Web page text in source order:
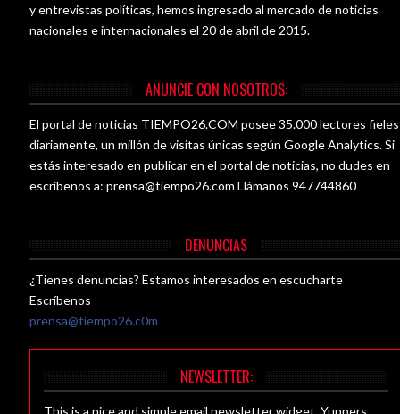
y entrevistas políticas, hemos ingresado al mercado de noticias
nacionales e internacionales el 20 de abril de 2015.
ANUNCIE CON NOSOTROS:
El portal de noticias TIEMPO26.COM posee 35.000 lectores fieles
diariamente, un millón de visitas únicas según Google Analytics. Si
estás interesado en publicar en el portal de noticias, no dudes en
escríbenos a:prensa@tiempo26.com Llámanos 947744860
DENUNCIAS
¿Tienes denuncias? Estamos interesados en escucharte
Escríbenos
prensa@tiempo26.c0m
NEWSLETTER:
This is a nice and simple email newsletter widget. Yuppers.